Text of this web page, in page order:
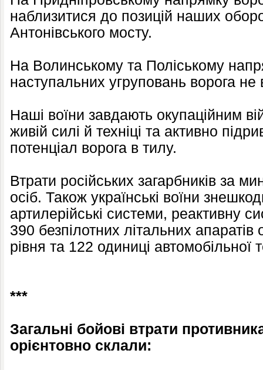
наблизитися до позицій наших
Антонівського мосту.
На Волинському та Поліському
наступальних угруповань ворога не
Наші воїни завдають окупаційним
живій силі й техніці та активно
потенціал ворога в тилу.
Втрати російських загарбників за
осіб. Також українські воїни
артилерійські системи, реактивну
390 безпілотних літальних апаратів
рівня та 122 одиниці автомобільної
***
Загальні бойові втрати
орієнтовно склали: